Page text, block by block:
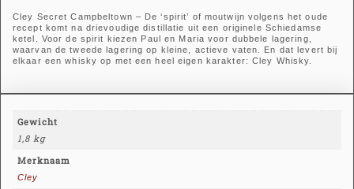
Cley Secret Campbeltown – De ‘spirit’ of moutwijn volgens het oude
recept komt na drievoudige distillatie uit een originele Schiedamse
ketel. Voor de spirit kiezen Paul en Maria voor dubbele lagering,
waarvan de tweede lagering op kleine, actieve vaten. En dat levert bij
elkaar een whisky op met een heel eigen karakter: Cley Whisky.
Gewicht
1,8 kg
Merknaam
Cley